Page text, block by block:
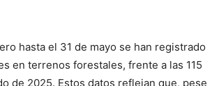
hasta el 31 de mayo se han registrado
en terrenos forestales, frente a las 115
de 2025. Estos datos reflejan que, pese